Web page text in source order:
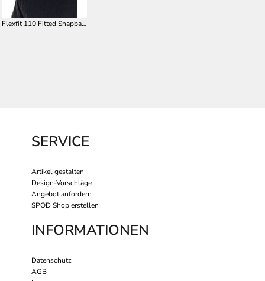
Flexfit 110 Fitted Snapback FX110
SERVICE
Artikel gestalten
Design-Vorschläge
Angebot anfordern
SPOD Shop erstellen
INFORMATIONEN
Datenschutz
AGB